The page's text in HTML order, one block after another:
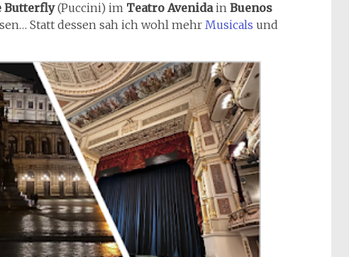
Butterfly(Puccini) im Teatro Avenidain Buenos
Statt dessen sah ich wohl mehr Musicals und